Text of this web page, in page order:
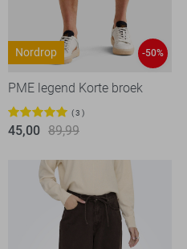
Nordrop -50%
PME legend Korte broek
3
45,00 89,99